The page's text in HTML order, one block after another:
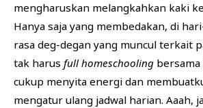
mengharuskan melangkahkan kaki
Hanya saja yang membedakan, di
rasa deg-degan yang muncul terkait
tak harus full homeschoolingbersama
cukup menyita energi dan
mengatur ulang jadwal harian. Aaah,